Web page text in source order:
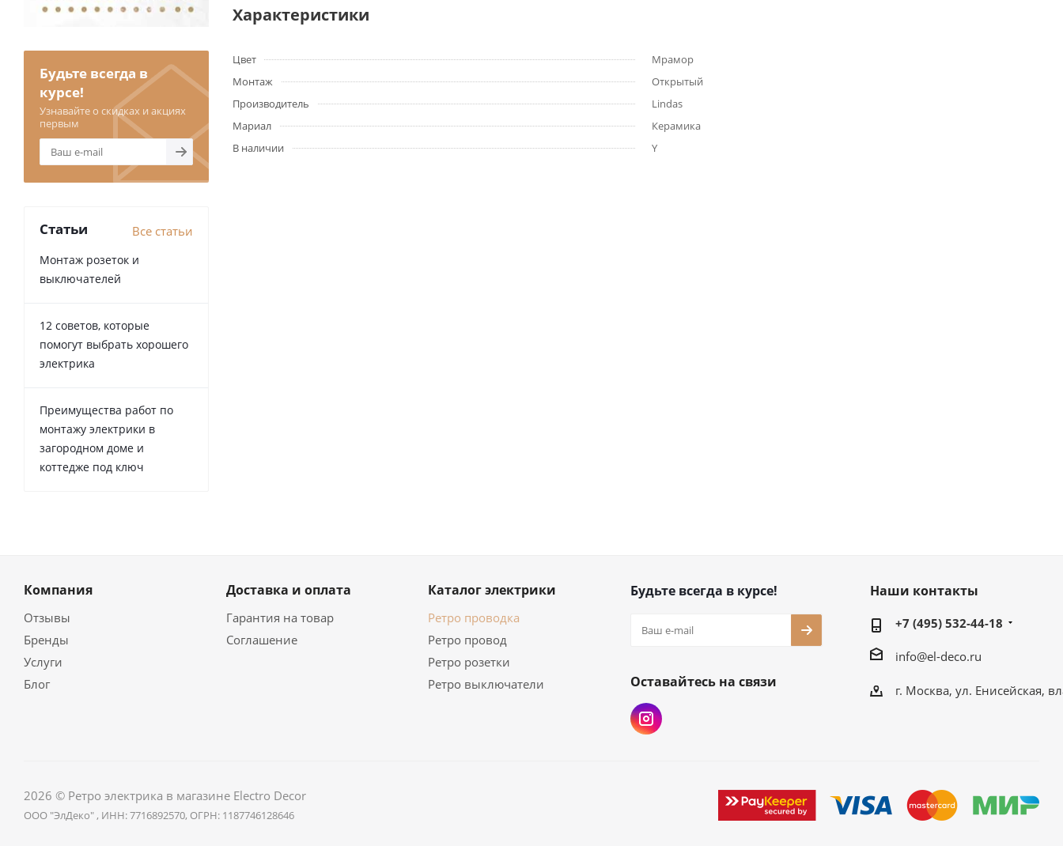
Характеристики
Цвет
Мрамор
Монтаж
Открытый
Производитель
Lindas
Мариал
Керамика
В наличии
Y
Будьте всегда в
курсе!
Узнавайте о скидках и акциях
первым
Статьи Все статьи
Монтаж розеток и
выключателей
12 советов, которые
помогут выбрать хорошего
электрика
Преимущества работ по
монтажу электрики в
загородном доме и
коттедже под ключ
Компания
Отзывы
Бренды
Услуги
Блог
Доставка и оплата
Гарантия на товар
Соглашение
Каталог электрики
Ретро проводка
Ретро провод
Ретро розетки
Ретро выключатели
Будьте всегда в курсе!
Оставайтесь на связи
Наши контакты
+7 (495) 532-44-18
info@el-deco.ru
г. Москва, ул. Енисейская,
2026 © Ретро электрика в магазине Electro Decor
ООО "ЭлДеко" , ИНН: 7716892570, ОГРН: 1187746128646